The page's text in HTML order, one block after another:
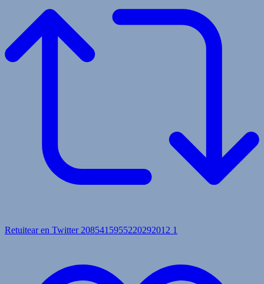
Retuitear en Twitter 2085415955220292012 1